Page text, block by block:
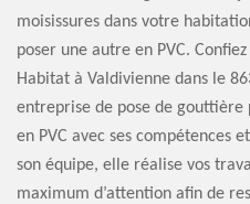
moisissures dans votre
poser une autre en PVC.
Habitat à Valdivienne dans le
entreprise de pose de
en PVC avec ses compétences
son équipe, elle réalise vos
maximum d’attention afin de